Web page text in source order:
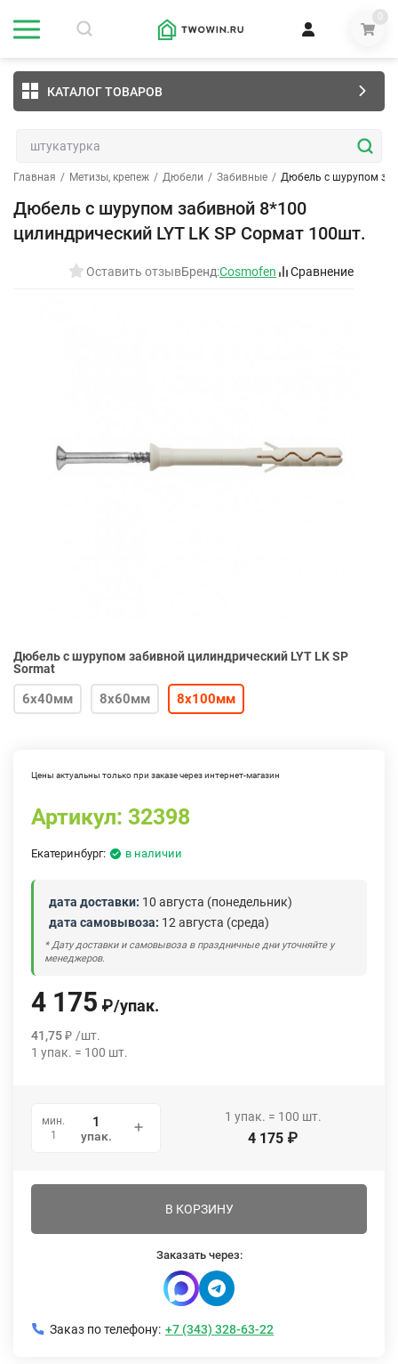
0
КАТАЛОГ ТОВАРОВ
Главная / Метизы, крепеж / Дюбели / Забивные / Дюбель с шурупом
Дюбель с шурупом забивной 8*100
цилиндрический LYT LK SP Сормат 100шт.
Оставить отзывБренд:Cosmofen Сравнение
Дюбель с шурупом забивной цилиндрический LYT LK SP
Sormat
6х40мм 8х60мм 8х100мм
Цены актуальны только при заказе через интернет-магазин
Артикул: 32398
Екатеринбург: в наличии
дата доставки: 10 августа (понедельник)
дата самовывоза: 12 августа (среда)
* Дату доставки и самовывоза в праздничные дни уточняйте у
менеджеров.
4 175 ₽/упак.
41,75₽ /шт.
1 упак. = 100 шт.
мин.
1
упак.
1 упак. = 100 шт.
4 175 ₽
В КОРЗИНУ
Заказать через:
Заказ по телефону: +7 (343) 328-63-22